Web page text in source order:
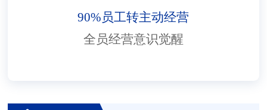
90%员工转主动经营
全员经营意识觉醒